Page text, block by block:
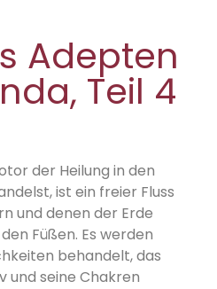
Adepten
Teil 4
der Heilung in den
ist ein freier Fluss
und denen der Erde
Füßen. Es werden
behandelt, das
und seine Chakren